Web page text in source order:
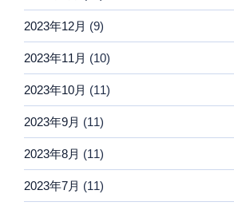
2023年12月 (9)
2023年11月 (10)
2023年10月 (11)
2023年9月 (11)
2023年8月 (11)
2023年7月 (11)